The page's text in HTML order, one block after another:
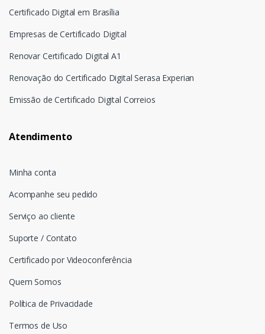
Certificado Digital em Brasília
Empresas de Certificado Digital
Renovar Certificado Digital A1
Renovação do Certificado Digital Serasa Experian
Emissão de Certificado Digital Correios
Atendimento
Minha conta
Acompanhe seu pedido
Serviço ao cliente
Suporte / Contato
Certificado por Videoconferência
Quem Somos
Política de Privacidade
Termos de Uso